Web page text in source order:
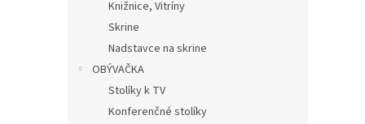
Knižnice, Vitríny
Skrine
Nadstavce na skrine
OBÝVAČKA
Stolíky k TV
Konferenčné stolíky